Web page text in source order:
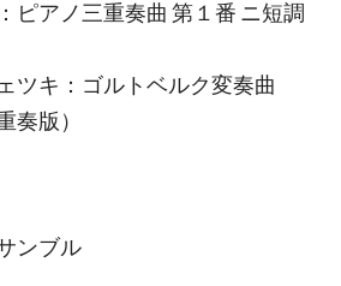
ピアノ三重奏曲 第１番 ニ短調
ツキ：ゴルトベルク変奏曲
奏版）
ンブル